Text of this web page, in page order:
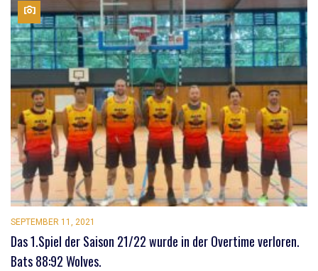
SEPTEMBER 11, 2021
Das 1.Spiel der Saison 21/22 wurde in der Overtime verloren.
Bats 88:92 Wolves.